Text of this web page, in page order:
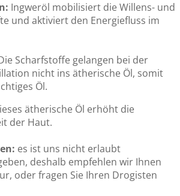
Ingweröl mobilisiert die Willens- und
und aktiviert den Energiefluss im
Scharfstoffe gelangen bei der
nicht ins ätherische Öl, somit
Öl.
ätherische Öl erhöht die
der Haut.
es ist uns nicht erlaubt
deshalb empfehlen wir Ihnen
oder fragen Sie Ihren Drogisten